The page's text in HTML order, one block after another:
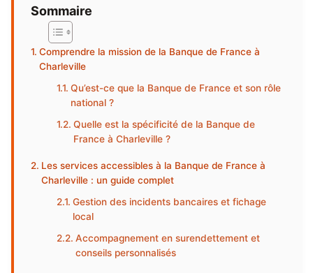
Sommaire
Comprendre la mission de la Banque de France à
Charleville
Qu’est-ce que la Banque de France et son rôle
national ?
Quelle est la spécificité de la Banque de
France à Charleville ?
Les services accessibles à la Banque de France à
Charleville : un guide complet
Gestion des incidents bancaires et fichage
local
Accompagnement en surendettement et
conseils personnalisés